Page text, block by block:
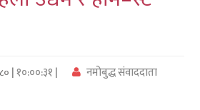
| १०:००:३१ | नमोबुद्ध संवाददाता